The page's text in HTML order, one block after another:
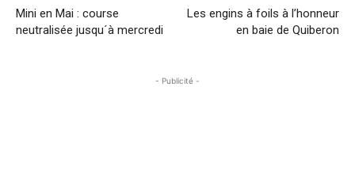
Mini en Mai : course
neutralisée jusqu´à mercredi
Les engins à foils à l’honneur
en baie de Quiberon
- Publicité -